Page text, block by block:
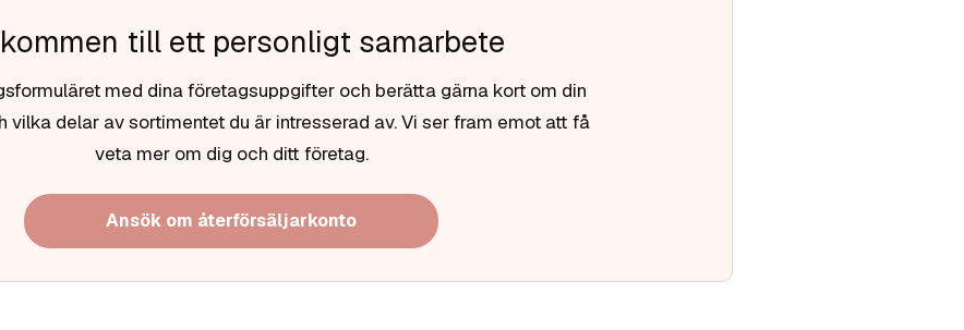
till ett personligt samarbete
med dina företagsuppgifter och berätta gärna kort om din
vilka delar av sortimentet du är intresserad av. Vi ser fram emot att få
veta mer om dig och ditt företag.
Ansök om återförsäljarkonto